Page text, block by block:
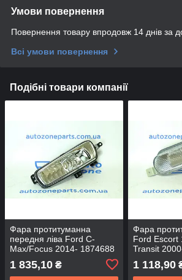
Умови повернення
Повернення товару впродовж 14 днів за
Всі умови повернення
Подібні товари компанії
Фара протитуманна
передня ліва Ford C-
Max/Focus 2014- 1874688
1 835,10 ₴
Фара
Ford Escort
Transit
1 118,90